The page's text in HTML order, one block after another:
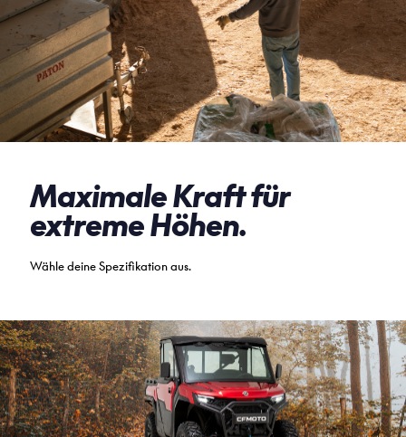
Maximale Kraft für
extreme Höhen.
Wähle deine Spezifikation aus.